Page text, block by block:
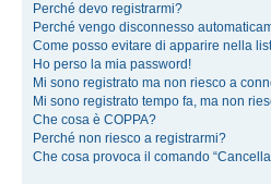
Perché devo registrarmi?
Perché vengo disconnesso
Come posso evitare di apparire nella
Ho perso la mia password!
Mi sono registrato ma non riesco a
Mi sono registrato tempo fa, ma non
Che cosa è COPPA?
Perché non riesco a registrarmi?
Che cosa provoca il comando